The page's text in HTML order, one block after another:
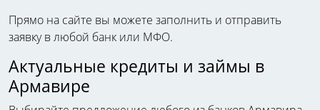
Прямо на сайте вы можете заполнить и отправить
заявку в любой банк или МФО.
Актуальные кредиты и займы в
Армавире